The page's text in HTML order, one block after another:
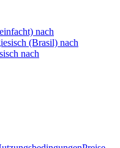
nach
(Brasil) nach
nach